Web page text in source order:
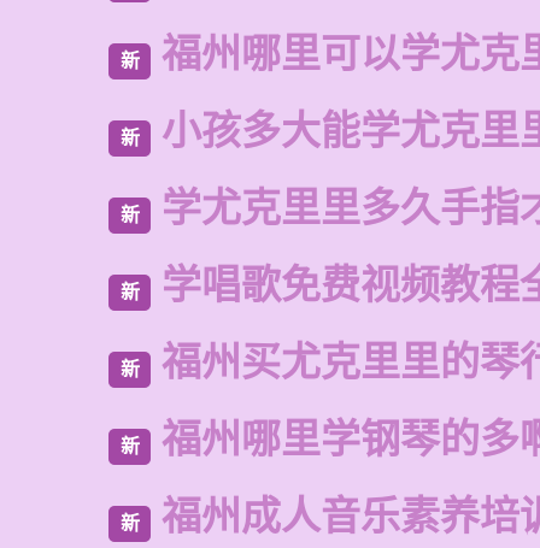
新 福州哪里可以学尤克
新 小孩多大能学尤克里
新 学尤克里里多久手指
新 学唱歌免费视频教程
新 福州买尤克里里的琴
新 福州哪里学钢琴的多
新 福州成人音乐素养培